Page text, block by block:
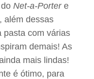
Net-a-Portere
além dessas
pasta com várias
demais! As
mais lindas!
é ótimo, para